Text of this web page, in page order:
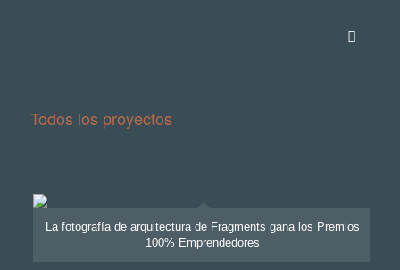
Todos los proyectos
La fotografía de arquitectura de Fragments gana los Premios
100% Emprendedores